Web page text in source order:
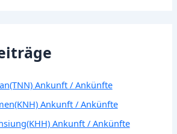
Ankunft / Ankünfte
Ankunft / Ankünfte
Ankunft / Ankünfte